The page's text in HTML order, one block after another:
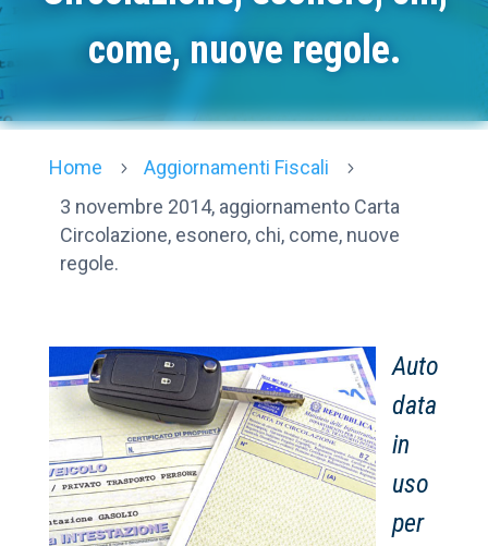
come, nuove regole.
Home 5 Aggiornamenti Fiscali 5
3 novembre 2014, aggiornamento Carta
Circolazione, esonero, chi, come, nuove
regole.
Auto
data
in
uso
per